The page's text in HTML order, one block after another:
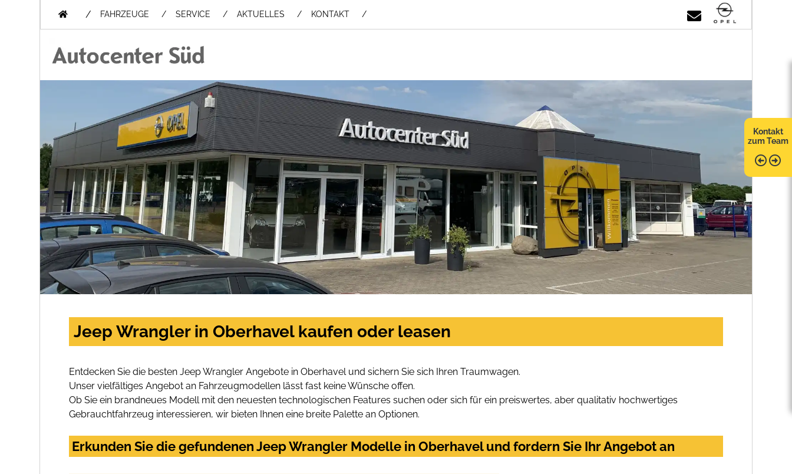
/ FAHRZEUGE SERVICE AKTUELLES KONTAKT
Kontakt
zum Team
Jeep Wrangler in Oberhavel kaufen oder leasen
Entdecken Sie die besten Jeep Wrangler Angebote in Oberhavel und sichern Sie sich Ihren Traumwagen.
Unser vielfältiges Angebot an Fahrzeugmodellen lässt fast keine Wünsche offen.
Ob Sie ein brandneues Modell mit den neuesten technologischen Features suchen oder sich für ein preiswertes, aber qualitativ hochwertiges
Gebrauchtfahrzeug interessieren, wir bieten Ihnen eine breite Palette an Optionen.
Erkunden Sie die gefundenen Jeep Wrangler Modelle in Oberhavel und fordern Sie Ihr Angebot an